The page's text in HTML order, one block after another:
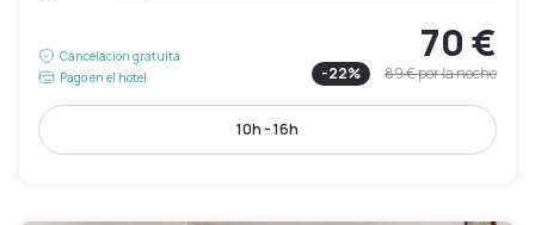
Cancelación gratuita
Pago en el hotel
70 €
-22% 89 €por la noche
10h - 16h